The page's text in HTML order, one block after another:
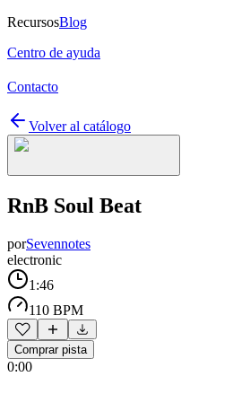
RecursosBlog
Centro de ayuda
Contacto
Volver al catálogo
RnB Soul Beat
porSevennotes
electronic
1:46
110 BPM
Comprar pista
0:00